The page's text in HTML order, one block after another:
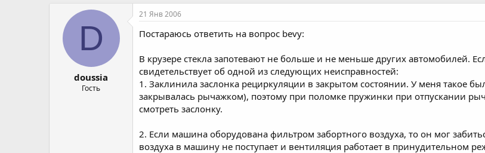
D
doussia
Гость
21 Янв 2006
Постараюсь ответить на вопрос bevy:
В крузере стекла запотевают не больше и не меньше других автомобилей.
свидетельствует об одной из следующих неисправностей:
1. Заклинила заслонка рециркуляции в закрытом состоянии. У меня такое
закрывалась рычажком), поэтому при поломке пружинки при отпускании
смотреть заслонку.
2. Если машина оборудована фильтром забортного воздуха, то он мог
воздуха в машину не поступает и вентиляция работает в принудительном